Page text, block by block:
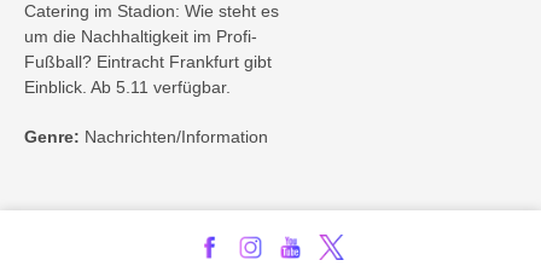
Catering im Stadion: Wie steht es
um die Nachhaltigkeit im Profi-
Fußball? Eintracht Frankfurt gibt
Einblick. Ab 5.11 verfügbar.
Genre: Nachrichten/Information